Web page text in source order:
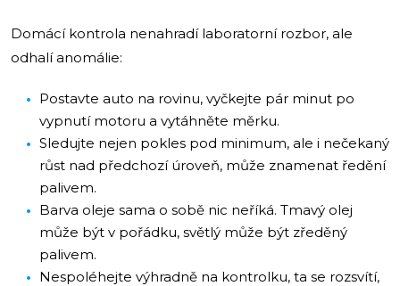
Domácí kontrola nenahradí laboratorní rozbor, ale
odhalí anomálie:
Postavte auto na rovinu, vyčkejte pár minut po
vypnutí motoru a vytáhněte měrku.
Sledujte nejen pokles pod minimum, ale i nečekaný
růst nad předchozí úroveň, může znamenat ředění
palivem.
Barva oleje sama o sobě nic neříká. Tmavý olej
může být v pořádku, světlý může být zředěný
palivem.
Nespoléhejte výhradně na kontrolku, ta se rozsvítí,